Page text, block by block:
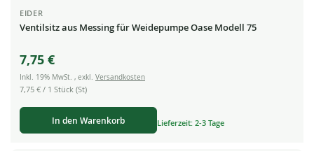
EIDER
Ventilsitz aus Messing für Weidepumpe Oase Modell 75
7,75 €
Inkl. 19% MwSt. , exkl. Versandkosten
7,75 € / 1 Stück (St)
In den Warenkorb Lieferzeit: 2-3 Tage